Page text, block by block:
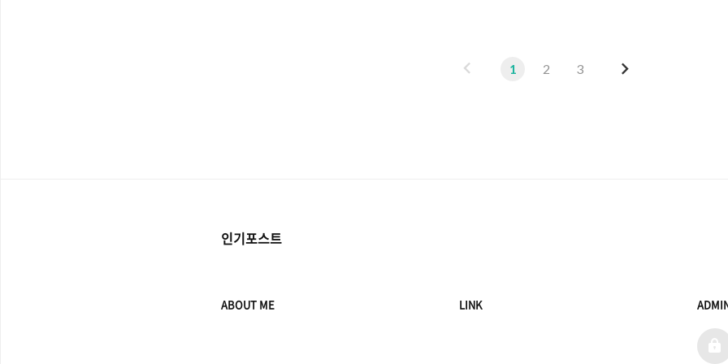
1 2 3
다
인기포스트
ABOUT ME LINK